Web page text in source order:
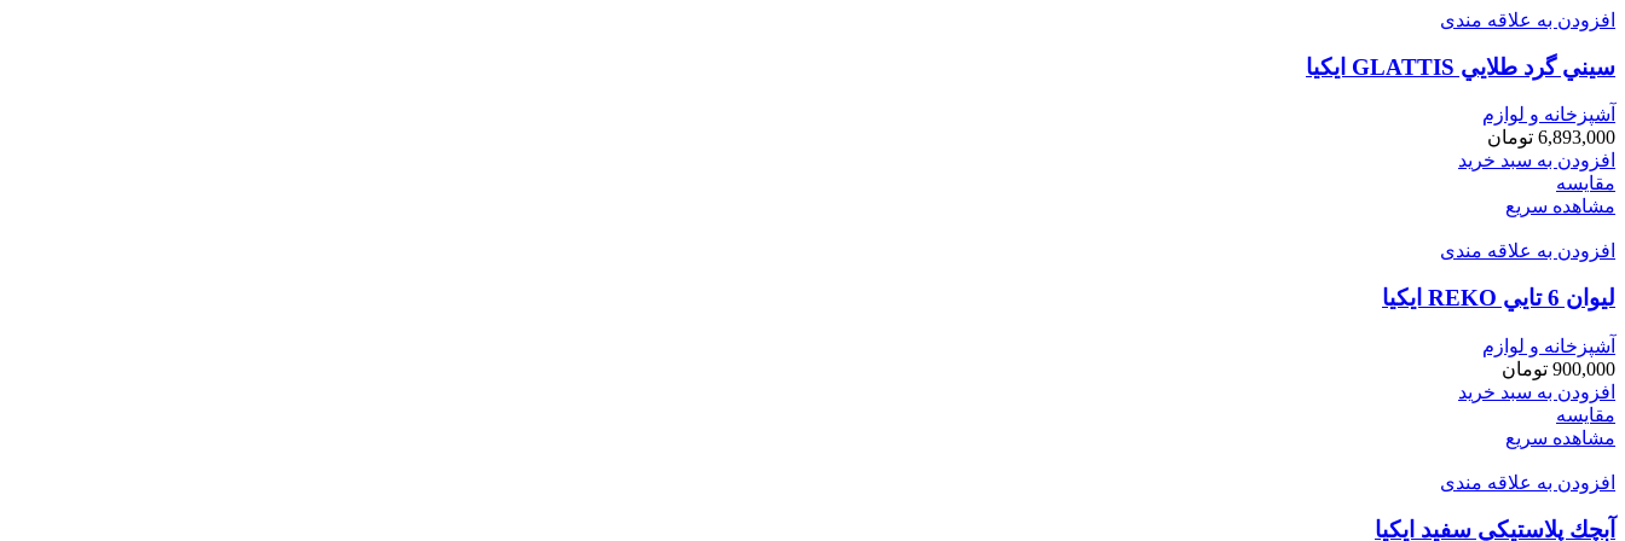
افزودن به علاقه مندی
سيني گرد طلايي GLATTIS ايكيا
آشپزخانه و لوازم
6,893,000 تومان
افزودن به سبد خرید
مقایسه
مشاهده سریع
افزودن به علاقه مندی
ليوان 6 تايي REKO ايكيا
آشپزخانه و لوازم
900,000 تومان
افزودن به سبد خرید
مقایسه
مشاهده سریع
افزودن به علاقه مندی
آبچك پلاستيكي سفيد ايكيا